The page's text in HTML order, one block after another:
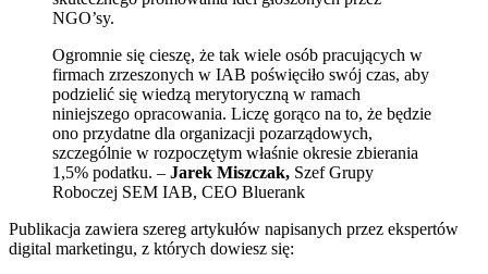
NGO’sy.
Ogromnie się cieszę, że tak wiele osób pracujących w
firmach zrzeszonych w IAB poświęciło swój czas, aby
podzielić się wiedzą merytoryczną w ramach
niniejszego opracowania. Liczę gorąco na to, że będzie
ono przydatne dla organizacji pozarządowych,
szczególnie w rozpoczętym właśnie okresie zbierania
1,5% podatku. – Jarek Miszczak, Szef Grupy
Roboczej SEM IAB, CEO Bluerank
Publikacja zawiera szereg artykułów napisanych przez ekspertów
digital marketingu, z których dowiesz się: